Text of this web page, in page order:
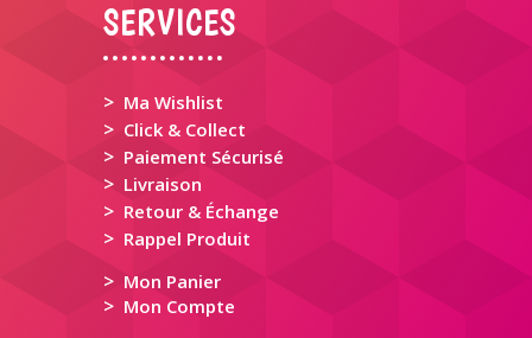
SERVICES
> Ma Wishlist
> Click & Collect
> Paiement Sécurisé
> Livraison
> Retour & Échange
> Rappel Produit
> Mon Panier
> Mon Compte